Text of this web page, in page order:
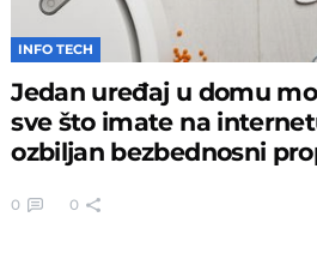
INFO TECH
Jedan uređaj u domu
sve što imate na
ozbiljan bezbednosni
0 0